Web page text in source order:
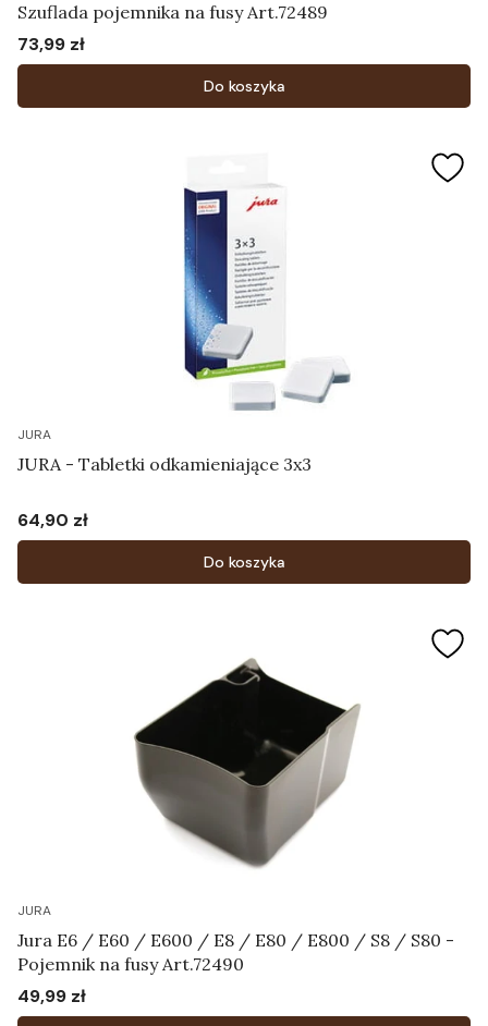
Szuflada pojemnika na fusy Art.72489
Cena
73,99 zł
Do koszyka
JURA
JURA - Tabletki odkamieniające 3x3
Cena
64,90 zł
Do koszyka
JURA
Jura E6 / E60 / E600 / E8 / E80 / E800 / S8 / S80 -
Pojemnik na fusy Art.72490
Cena
49,99 zł